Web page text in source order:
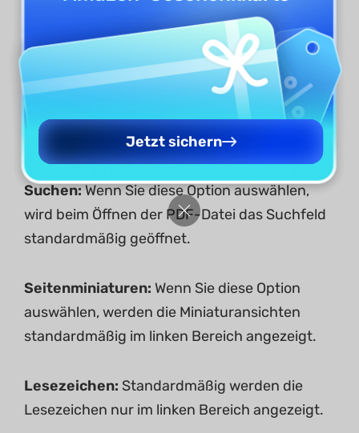
Seitenleiste ausblenden:
Mit dieser Option
können Sie die Such-, Miniaturansicht-,
Lesezeichen-, Kommentar- und
Anhangsbereiche standardmäßig ausblenden,
wenn Sie die PDF-Dateien öffnen.
Suchen:Wenn Sie diese Option auswählen,
wird beim Öffnen der PDF-Datei das Suchfeld
standardmäßig geöffnet.
Seitenminiaturen: Wenn Sie diese Option
auswählen, werden die Miniaturansichten
standardmäßig im linken Bereich angezeigt.
Lesezeichen: Standardmäßig werden die
Lesezeichen nur im linken Bereich angezeigt.
Jetzt sichern